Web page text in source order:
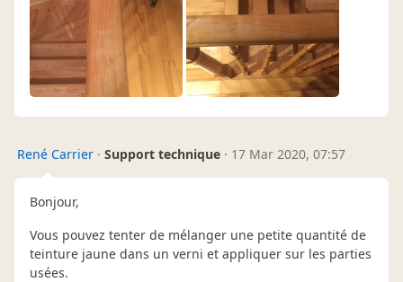
René Carrier · Support technique · 17 Mar 2020, 07:57
Bonjour,
Vous pouvez tenter de mélanger une petite quantité de
teinture jaune dans un verni et appliquer sur les parties
usées.